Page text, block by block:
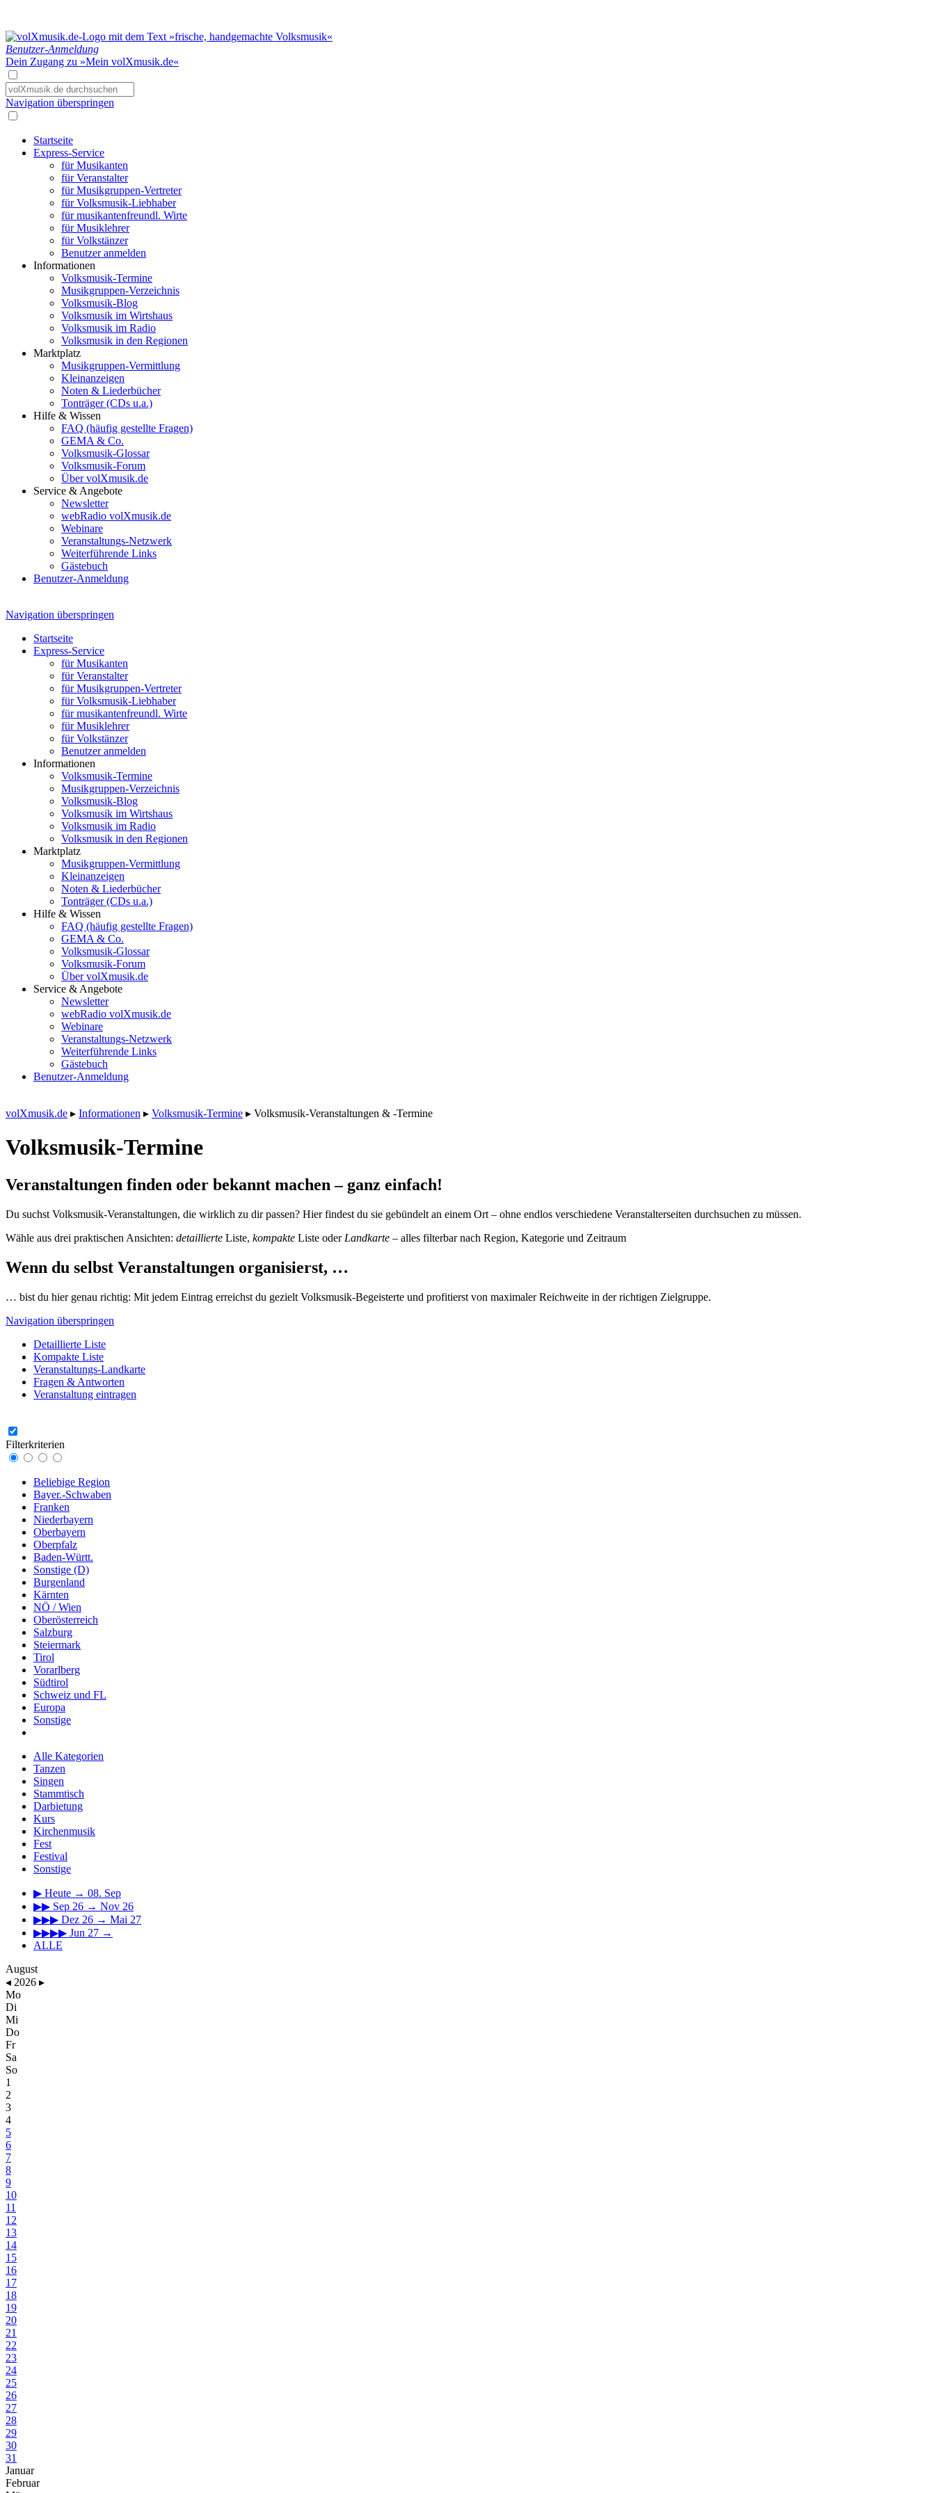
Benutzer-Anmeldung
Dein Zugang zu »Mein volXmusik.de«
Navigation überspringen
Startseite
Express-Service
für Musikanten
für Veranstalter
für Musikgruppen-Vertreter
für Volksmusik-Liebhaber
für musikantenfreundl. Wirte
für Musiklehrer
für Volkstänzer
Benutzer anmelden
Informationen
Volksmusik-Termine
Musikgruppen-Verzeichnis
Volksmusik-Blog
Volksmusik im Wirtshaus
Volksmusik im Radio
Volksmusik in den Regionen
Marktplatz
Musikgruppen-Vermittlung
Kleinanzeigen
Noten & Liederbücher
Tonträger (CDs u.a.)
Hilfe & Wissen
FAQ (häufig gestellte Fragen)
GEMA & Co.
Volksmusik-Glossar
Volksmusik-Forum
Über volXmusik.de
Service & Angebote
Newsletter
webRadio volXmusik.de
Webinare
Veranstaltungs-Netzwerk
Weiterführende Links
Gästebuch
Benutzer-Anmeldung
Navigation überspringen
Startseite
Express-Service
für Musikanten
für Veranstalter
für Musikgruppen-Vertreter
für Volksmusik-Liebhaber
für musikantenfreundl. Wirte
für Musiklehrer
für Volkstänzer
Benutzer anmelden
Informationen
Volksmusik-Termine
Musikgruppen-Verzeichnis
Volksmusik-Blog
Volksmusik im Wirtshaus
Volksmusik im Radio
Volksmusik in den Regionen
Marktplatz
Musikgruppen-Vermittlung
Kleinanzeigen
Noten & Liederbücher
Tonträger (CDs u.a.)
Hilfe & Wissen
FAQ (häufig gestellte Fragen)
GEMA & Co.
Volksmusik-Glossar
Volksmusik-Forum
Über volXmusik.de
Service & Angebote
Newsletter
webRadio volXmusik.de
Webinare
Veranstaltungs-Netzwerk
Weiterführende Links
Gästebuch
Benutzer-Anmeldung
volXmusik.de ▸ Informationen ▸ Volksmusik-Termine ▸ Volksmusik-Veranstaltungen & -Termine
Volksmusik-Termine
Veranstaltungen finden oder bekannt machen – ganz einfach!
Du suchst Volksmusik-Veranstaltungen, die wirklich zu dir passen? Hier findest du sie gebündelt an einem Ort – ohne endlos verschiedene Veranstalterseiten durchsuchen zu müssen.
Wähle aus drei praktischen Ansichten: detaillierte Liste, kompakte Liste oder Landkarte – alles filterbar nach Region, Kategorie und Zeitraum
Wenn du selbst Veranstaltungen organisierst, …
… bist du hier genau richtig: Mit jedem Eintrag erreichst du gezielt Volksmusik-Begeisterte und profitierst von maximaler Reichweite in der richtigen Zielgruppe.
Navigation überspringen
Detaillierte Liste
Kompakte Liste
Veranstaltungs-Landkarte
Fragen & Antworten
Veranstaltung eintragen
Filterkriterien
Beliebige Region
Bayer.-Schwaben
Franken
Niederbayern
Oberbayern
Oberpfalz
Baden-Württ.
Sonstige (D)
Burgenland
Kärnten
NÖ / Wien
Oberösterreich
Salzburg
Steiermark
Tirol
Vorarlberg
Südtirol
Schweiz und FL
Europa
Sonstige
Alle Kategorien
Tanzen
Singen
Stammtisch
Darbietung
Kurs
Kirchenmusik
Fest
Festival
Sonstige
▶ Heute → 08. Sep
▶▶ Sep 26 → Nov 26
▶▶▶ Dez 26 → Mai 27
▶▶▶▶ Jun 27 →
ALLE
August
◂ 2026 ▸
Mo
Di
Mi
Do
Fr
Sa
So
1
2
3
4
5
6
7
8
9
10
11
12
13
14
15
16
17
18
19
20
21
22
23
24
25
26
27
28
29
30
31
Januar
Februar